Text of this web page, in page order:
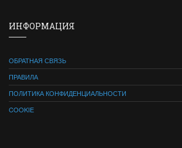
ИНФОРМАЦИЯ
ОБРАТНАЯ СВЯЗЬ
ПРАВИЛА
ПОЛИТИКА КОНФИДЕНЦИАЛЬНОСТИ
COOKIE